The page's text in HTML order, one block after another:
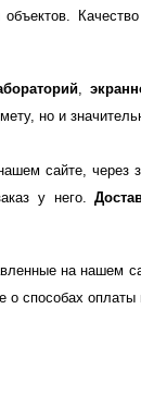
,
но и
сайте, через
у него.
на нашем
способах оплаты